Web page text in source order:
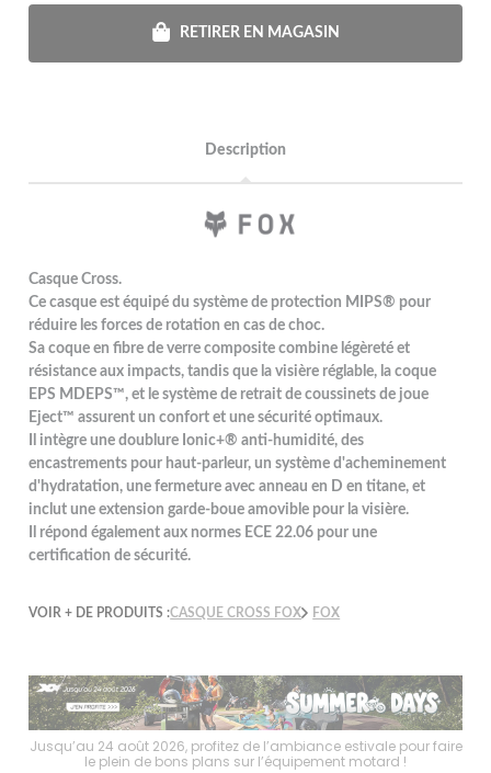
RETIRER EN MAGASIN
Description
Casque Cross.
Ce casque est équipé du système de protection MIPS® pour
réduire les forces de rotation en cas de choc.
Sa coque en fibre de verre composite combine légèreté et
résistance aux impacts, tandis que la visière réglable, la coque
EPS MDEPS™, et le système de retrait de coussinets de joue
Eject™ assurent un confort et une sécurité optimaux.
Il intègre une doublure Ionic+® anti-humidité, des
encastrements pour haut-parleur, un système d'acheminement
d'hydratation, une fermeture avec anneau en D en titane, et
inclut une extension garde-boue amovible pour la visière.
Il répond également aux normes ECE 22.06 pour une
certification de sécurité.
VOIR + DE PRODUITS :CASQUE CROSS FOX FOX
Jusqu’au 24 août 2026, profitez de l’ambiance estivale pour faire
le plein de bons plans sur l’équipement motard !